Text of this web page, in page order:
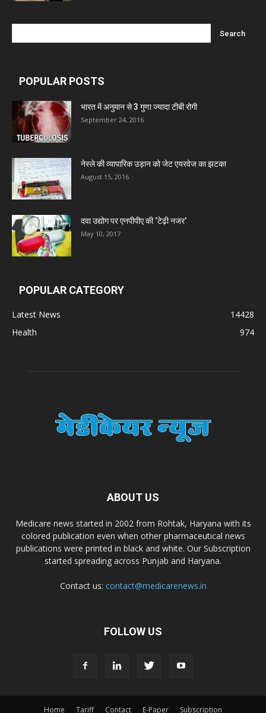
POPULAR POSTS
भारत में अनुमान से 3 गुणा ज्यादा टीबी रोगी
September 24, 2016
नेस्ले की व्यापारिक उड़ान को जेट एयरवेज का झटका
August 15, 2016
दवा उद्योग पर एनपीपीए की ‘टेढ़ी नजर’
May 10, 2017
POPULAR CATEGORY
Latest News
14428
Health
974
ABOUT US
Medicare news started in 2002 from Rohtak, Haryana with its
colored publication even when other pharmaceutical news
publications were printed in black and white. Our Subscription
started spreading across Punjab and Haryana.
Contact us: contact@medicarenews.in
FOLLOW US
Home Tariff Contact E-Paper Subscription